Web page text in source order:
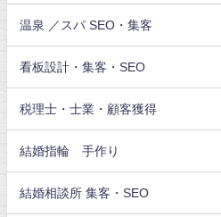
温泉 ／スパ SEO・集客
看板設計・集客・SEO
税理士・士業・顧客獲得
結婚指輪 手作り
結婚相談所 集客・SEO